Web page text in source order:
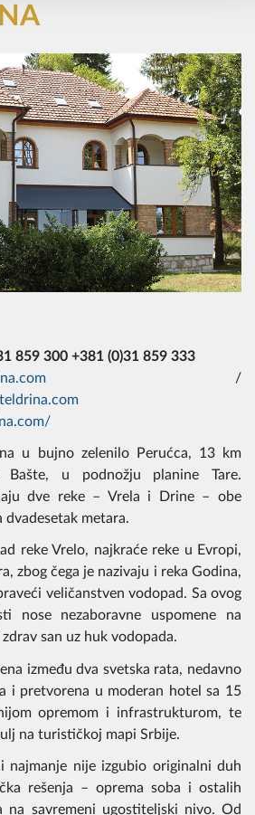
859 300 +381 (0)31 859 333
/
u bujno zelenilo Perućca, 13 km
Bašte, u podnožju planine Tare.
dve reke – Vrela i Drine – obe
dvadesetak metara.
reke Vrelo, najkraće reke u Evropi,
zbog čega je nazivaju i reka Godina,
veličanstven vodopad. Sa ovog
nose nezaboravne uspomene na
san uz huk vodopada.
između dva svetska rata, nedavno
i pretvorena u moderan hotel sa 15
opremom i infrastrukturom, te
na turističkoj mapi Srbije.
najmanje nije izgubio originalni duh
rešenja – oprema soba i ostalih
na savremeni ugostiteljski nivo. Od